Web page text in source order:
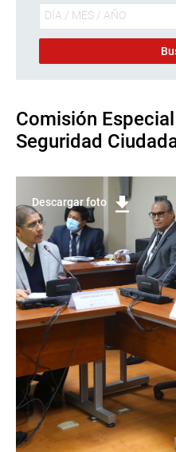
Comisión
Seguridad
Descargar foto